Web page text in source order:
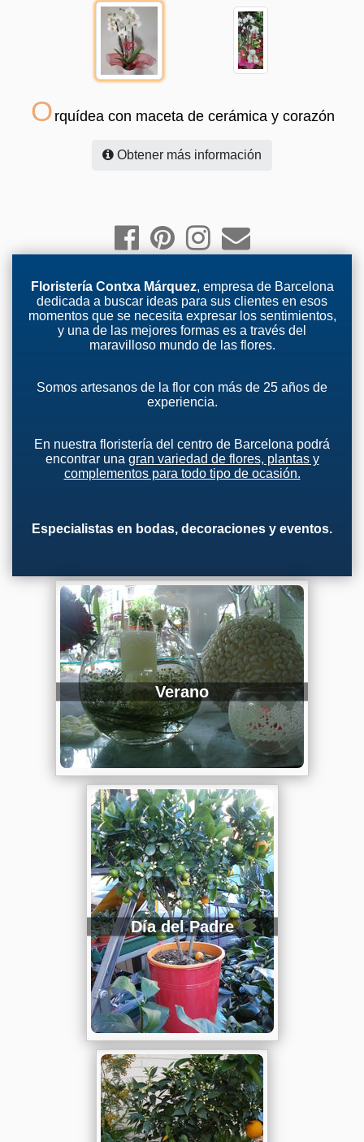
O rquídea con maceta de cerámica y corazón
Obtener más información
Floristería Contxa Márquez, empresa de Barcelona
dedicada a buscar ideas para sus clientes en esos
momentos que se necesita expresar los sentimientos,
y una de las mejores formas es a través del
maravilloso mundo de las flores.
Somos artesanos de la flor con más de 25 años de
experiencia.
En nuestra floristería del centro de Barcelona podrá
encontrar una gran variedad de flores, plantas y
complementos para todo tipo de ocasión.
Especialistas en bodas, decoraciones y eventos.
Verano
Día del Padre